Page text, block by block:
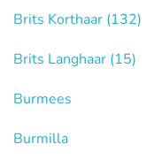
Brits Korthaar (132)
Brits Langhaar (15)
Burmees
Burmilla